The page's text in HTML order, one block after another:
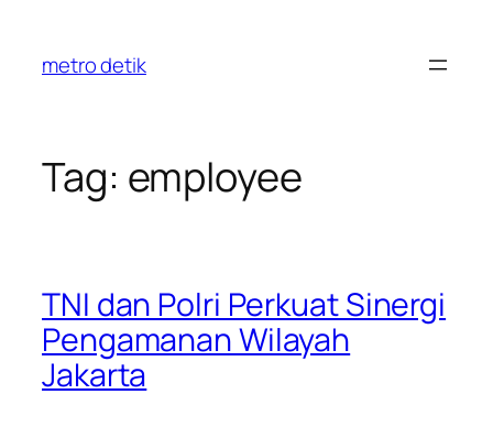
content
metro detik
Tag: employee
TNI dan Polri Perkuat Sinergi
Pengamanan Wilayah
Jakarta